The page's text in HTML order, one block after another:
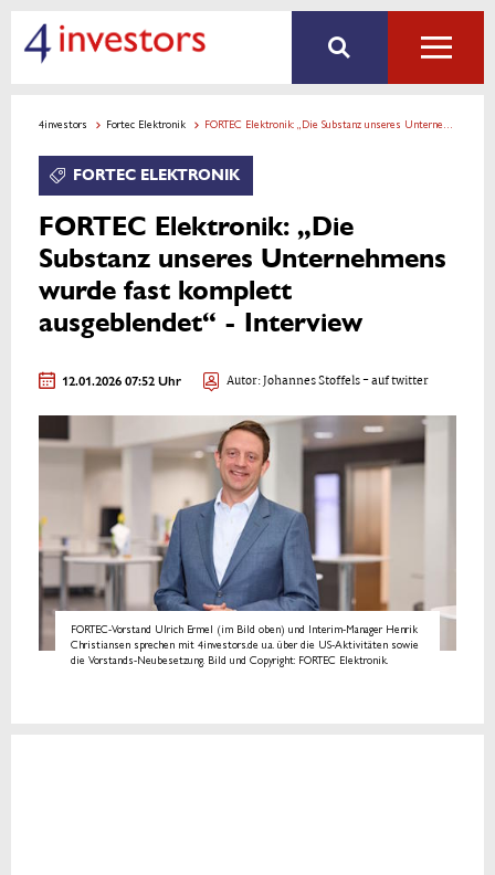
4investors Fortec Elektronik FORTEC Elektronik: „Die Substanz unseres Unternehmens wurde fast komplett ausgeblendet“ - Interview
FORTEC ELEKTRONIK
FORTEC Elektronik: „Die
Substanz unseres Unternehmens
wurde fast komplett
ausgeblendet“ - Interview
12.01.2026 07:52 Uhr Autor:Johannes Stoffels- auf twitter
FORTEC-Vorstand Ulrich Ermel (im Bild oben) und Interim-Manager Henrik
Christiansen sprechen mit 4investors.de u.a. über die US-Aktivitäten sowie
die Vorstands-Neubesetzung. Bild und Copyright: FORTEC Elektronik.